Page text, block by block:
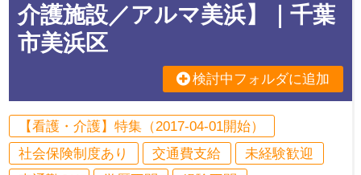
介護施設／アルマ美浜】｜千葉
市美浜区
検討中フォルダに追加
【看護・介護】特集（2017-04-01開始）
社会保険制度あり
交通費支給
未経験歓迎